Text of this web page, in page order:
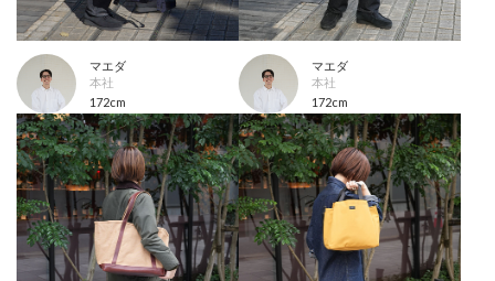
マエダ
本社
172cm
マエダ
本社
172cm